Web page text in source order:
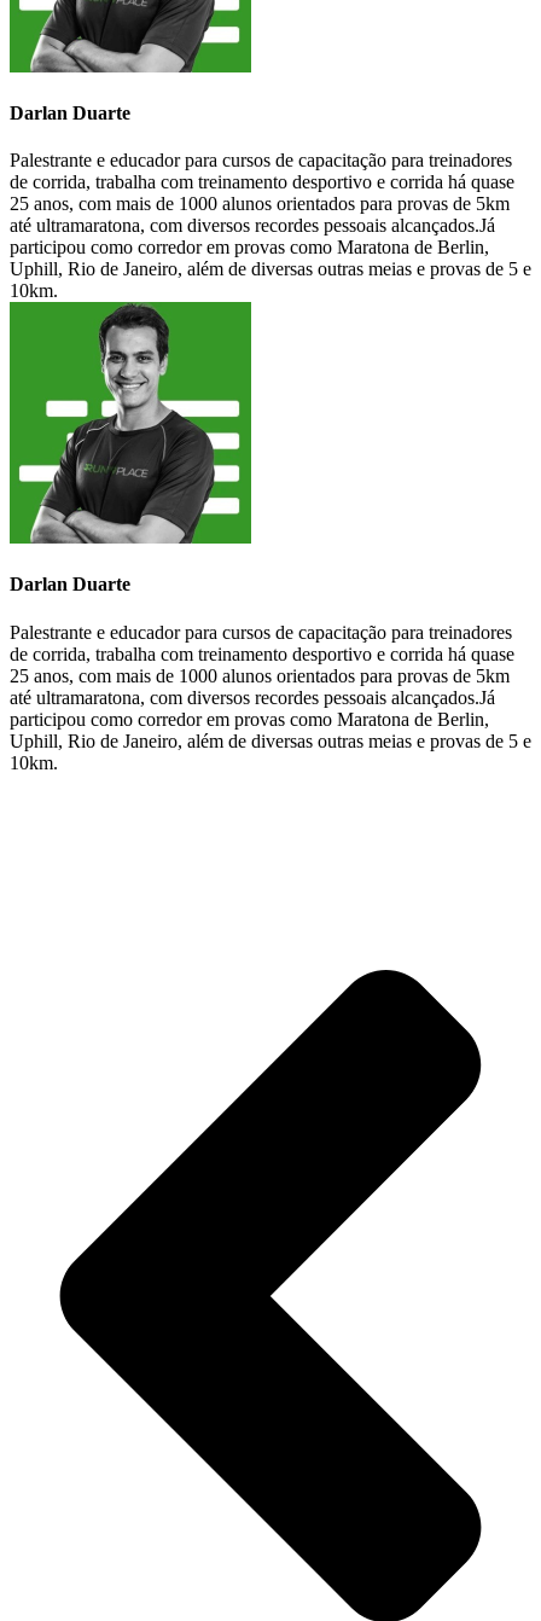
Darlan Duarte
Palestrante e educador para cursos de capacitação para treinadores
de corrida, trabalha com treinamento desportivo e corrida há quase
25 anos, com mais de 1000 alunos orientados para provas de 5km
até ultramaratona, com diversos recordes pessoais alcançados.Já
participou como corredor em provas como Maratona de Berlin,
Uphill, Rio de Janeiro, além de diversas outras meias e provas de 5 e
10km.
Darlan Duarte
Palestrante e educador para cursos de capacitação para treinadores
de corrida, trabalha com treinamento desportivo e corrida há quase
25 anos, com mais de 1000 alunos orientados para provas de 5km
até ultramaratona, com diversos recordes pessoais alcançados.Já
participou como corredor em provas como Maratona de Berlin,
Uphill, Rio de Janeiro, além de diversas outras meias e provas de 5 e
10km.